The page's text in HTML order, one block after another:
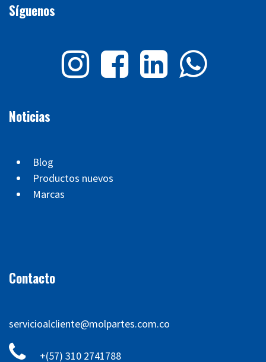
Síguenos
Noticias
Blog
Productos nuevos
Marcas
Contacto
servicioalcliente@molpartes.com.co
+(57) 310 2741788